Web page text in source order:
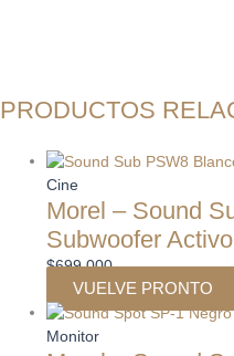
PRODUCTOS
Cine
Morel – Sound
Subwoofer Activo
$699.000
VUELVE PRONTO
Monitor